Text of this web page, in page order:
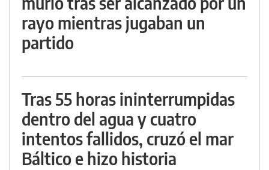
rayo mientras jugaban un
partido
Tras 55 horas ininterrumpidas
dentro del agua y cuatro
intentos fallidos, cruzó el mar
Báltico e hizo historia